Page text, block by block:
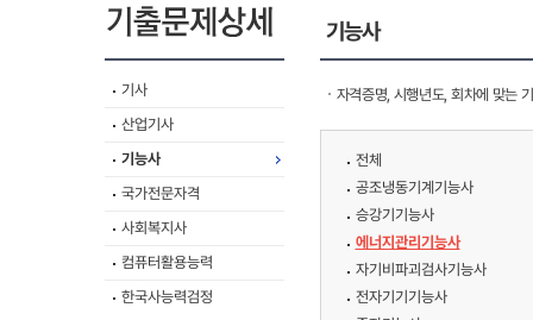
기사
산업기사
기능사
국가전문자격
사회복지사
컴퓨터활용능력
한국사능력검정
기능사
자격증명, 시행년도, 회차에 맞는
전체
공조냉동기계기능사
승강기기능사
에너지관리기능사
자기비파괴검사기능사
전자기기기능사